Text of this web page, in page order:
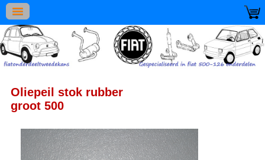
Oliepeil stok rubber
groot 500